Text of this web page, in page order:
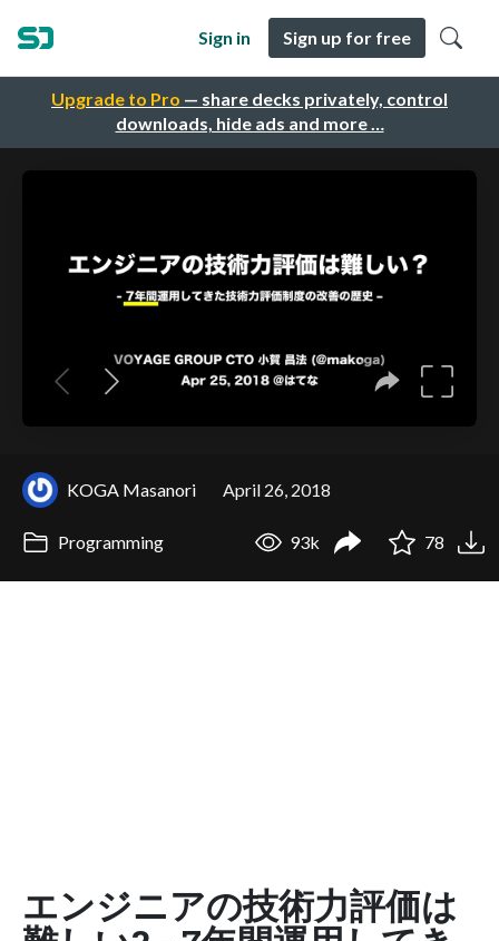
Upgrade to Pro — share decks privately, control
downloads, hide ads and more …
Sign in Sign up for free
KOGA Masanori April 26, 2018
Programming 93k 78
エンジニアの技術力評価は